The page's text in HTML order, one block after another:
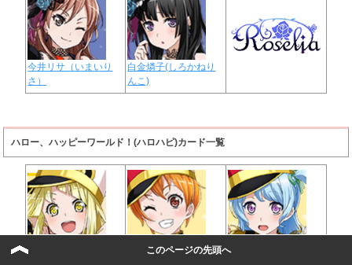
今井リサ（いまいり
さ）
白金燐子(しろかねり
んこ)
ハロー、ハッピーワールド！(ハロハピ)カード一覧
弦巻こころ(つるまき
北沢はぐみ(きたざわ
松原花音(まつばらか
このページの先頭へ